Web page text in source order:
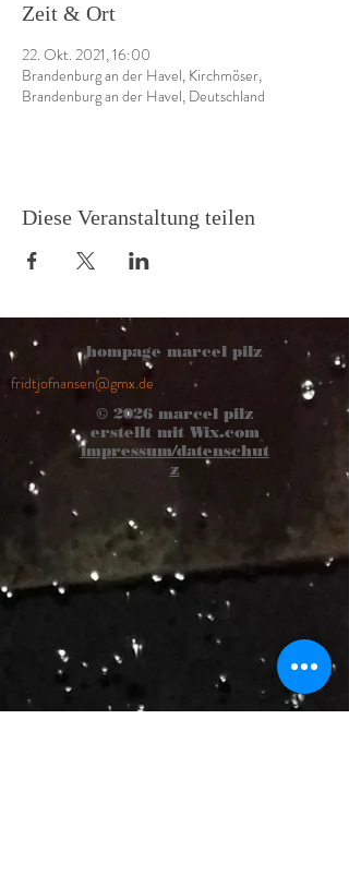
Zeit & Ort
22. Okt. 2021, 16:00
Brandenburg an der Havel, Kirchmöser,
Brandenburg an der Havel, Deutschland
Diese Veranstaltung teilen
hompage marcel pilz
fridtjofnansen@gmx.de
© 2026marcel pilz
erstellt mit Wix.com
impressum/datenschut
z